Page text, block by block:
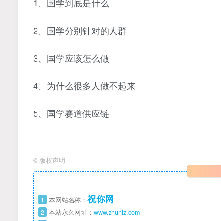
2、国学分别针对的人群
3、国学应该怎么做
4、为什么很多人做不起来
5、国学赛道供应链
© 版权声明
1 本网站名称： 祝你网
2 本站永久网址： www.zhuniz.com